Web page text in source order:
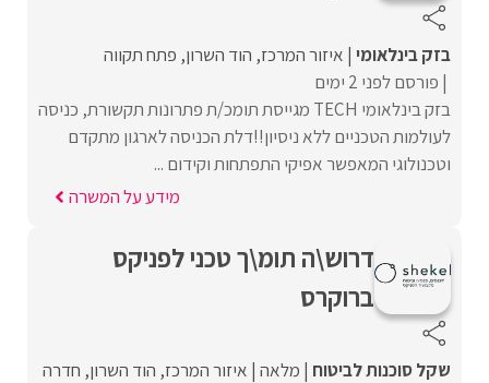
בזק בינלאומי איזור המרכז הוד השרון פתח תקווה
פורסם לפני 2 ימים
בזק בינלאומי TECH מגייסת תומכ/ת פתרונות תקשורת, כניסה
לעולמות הטכניים ללא ניסיון!!דלת הכניסה לארגון מתקדם
וטכנולוגי המאפשר אפיקי התפתחות וקידום ...
מידע על המשרה
דרוש\ה תומ\ך טכני לפניקס
ברוקרס
שקל סוכנות לביטוח מלאה איזור המרכז הוד השרון חדרה